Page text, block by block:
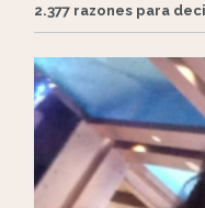
2.377 razones para